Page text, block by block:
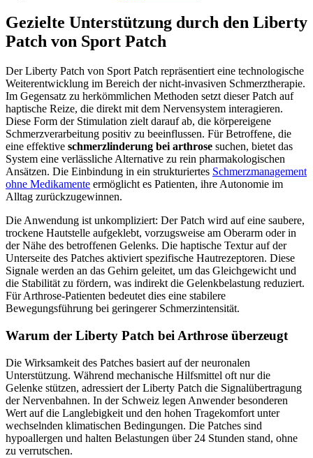
Gezielte Unterstützung durch den Liberty
Patch von Sport Patch
Der Liberty Patch von Sport Patch repräsentiert eine technologische
Weiterentwicklung im Bereich der nicht-invasiven Schmerztherapie.
Im Gegensatz zu herkömmlichen Methoden setzt dieser Patch auf
haptische Reize, die direkt mit dem Nervensystem interagieren.
Diese Form der Stimulation zielt darauf ab, die körpereigene
Schmerzverarbeitung positiv zu beeinflussen. Für Betroffene, die
eine effektive schmerzlinderung bei arthrose suchen, bietet das
System eine verlässliche Alternative zu rein pharmakologischen
Ansätzen. Die Einbindung in ein strukturiertes Schmerzmanagement
ohne Medikamente ermöglicht es Patienten, ihre Autonomie im
Alltag zurückzugewinnen.
Die Anwendung ist unkompliziert: Der Patch wird auf eine saubere,
trockene Hautstelle aufgeklebt, vorzugsweise am Oberarm oder in
der Nähe des betroffenen Gelenks. Die haptische Textur auf der
Unterseite des Patches aktiviert spezifische Hautrezeptoren. Diese
Signale werden an das Gehirn geleitet, um das Gleichgewicht und
die Stabilität zu fördern, was indirekt die Gelenkbelastung reduziert.
Für Arthrose-Patienten bedeutet dies eine stabilere
Bewegungsführung bei geringerer Schmerzintensität.
Warum der Liberty Patch bei Arthrose überzeugt
Die Wirksamkeit des Patches basiert auf der neuronalen
Unterstützung. Während mechanische Hilfsmittel oft nur die
Gelenke stützen, adressiert der Liberty Patch die Signalübertragung
der Nervenbahnen. In der Schweiz legen Anwender besonderen
Wert auf die Langlebigkeit und den hohen Tragekomfort unter
wechselnden klimatischen Bedingungen. Die Patches sind
hypoallergen und halten Belastungen über 24 Stunden stand, ohne
zu verrutschen.